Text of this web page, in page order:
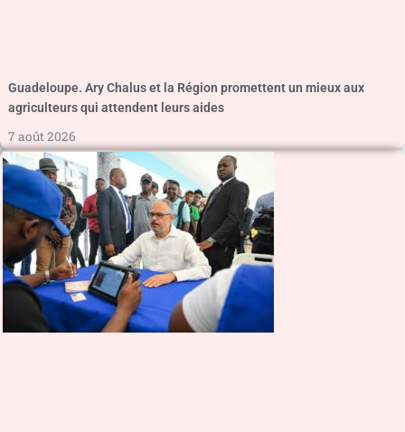
Guadeloupe. Ary Chalus et la Région promettent un mieux aux
agriculteurs qui attendent leurs aides
7 août 2026